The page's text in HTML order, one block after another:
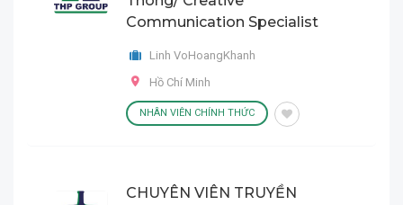
Communication Specialist
Linh VoHoangKhanh
Hồ Chí Minh
NHÂN VIÊN CHÍNH THỨC
CHUYÊN VIÊN TRUYỀN